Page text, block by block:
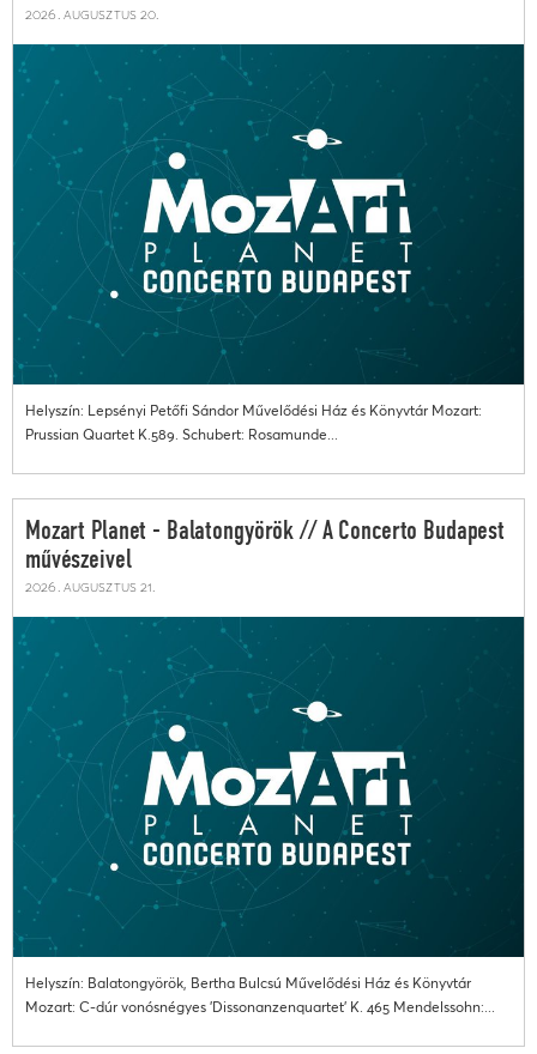
2026. augusztus 20.
Helyszín: Lepsényi Petőfi Sándor Művelődési Ház és Könyvtár Mozart:
Prussian Quartet K.589. Schubert: Rosamunde...
Mozart Planet - Balatongyörök // A Concerto Budapest
művészeivel
2026. augusztus 21.
Helyszín: Balatongyörök, Bertha Bulcsú Művelődési Ház és Könyvtár
Mozart: C-dúr vonósnégyes 'Dissonanzenquartet' K. 465 Mendelssohn:...